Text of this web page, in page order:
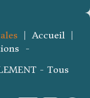
| Accueil |
-
- Tous